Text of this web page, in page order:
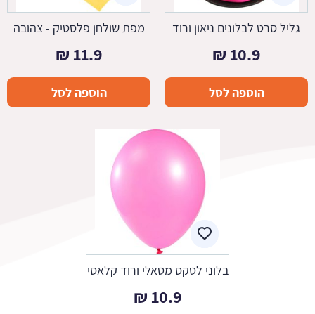
גליל סרט לבלונים ניאון ורוד
10.9
₪
הוספה לסל
מפת שולחן פלסטיק - צהובה
11.9
₪
הוספה לסל
בלוני לטקס מטאלי ורוד קלאסי
10.9
₪